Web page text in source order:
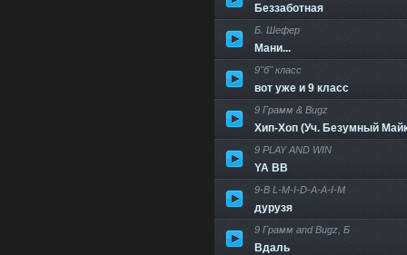
Беззаботная
Б. Шефер
Мани...
9"б" класс
вот уже и 9 класс
9 Грамм & Bugz
Хип-Хоп (Уч. Безумный
9 PLAY AND WIN
YA BB
9-B L-M-I-D-A-A-I-M
дурузя
9 Грамм and Bugz, Б
Вдаль